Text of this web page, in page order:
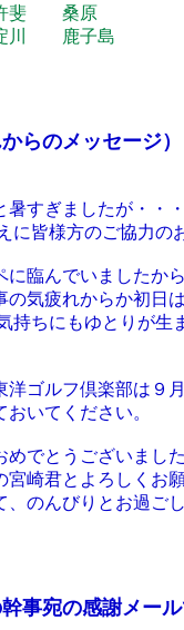
桑原
子島
らのメッセージ）
すぎましたが・・
に皆様方のご協力の
臨んでいましたか
気疲れからか初日
持ちにもゆとりが
ゴルフ倶楽部は９
いてください。
でとうございました
崎君とよろしくお
のんびりとお過ごし
事宛の感謝メール